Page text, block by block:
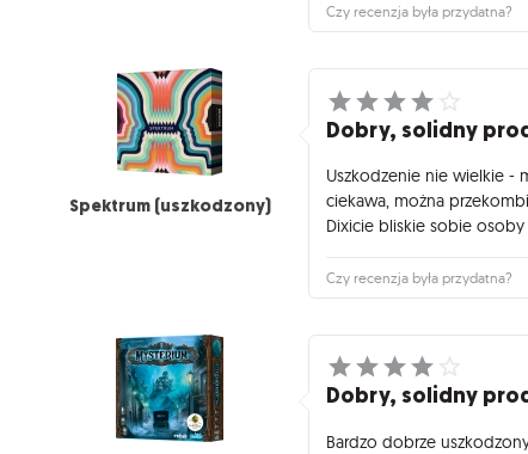
Czy recenzja była przydatna?
Spektrum (uszkodzony)
Dobry, solidny
Uszkodzenie nie wielkie -
ciekawa, można
Dixicie bliskie sobie
Czy recenzja była przydatna?
Dobry, solidny
Bardzo dobrze